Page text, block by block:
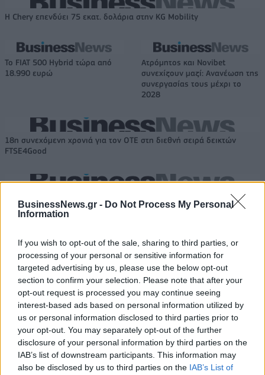
BusinessNews.gr - Do Not Process My Personal
Information
If you wish to opt-out of the sale, sharing to third parties, or
processing of your personal or sensitive information for
targeted advertising by us, please use the below opt-out
section to confirm your selection. Please note that after your
opt-out request is processed you may continue seeing
interest-based ads based on personal information utilized by
us or personal information disclosed to third parties prior to
your opt-out. You may separately opt-out of the further
disclosure of your personal information by third parties on the
IAB’s list of downstream participants. This information may
also be disclosed by us to third parties on the IAB’s List of
Η Chery επενδύει 75 εκατ. δολάρια στην KG Mobility
Το FIAT 500 Hybrid τώρα από
18.990 ευρώ
Ατρόμητος και Novibet
συνεχίζουν μαζί: Ανανέωση της
συνεργασίας τους μέχρι το
2028
18η συνεχόμενη χρονιά για τον ΟΤΕ στη διεθνή σειρά δεικτών
FTSE4Good
Alpha Bank: Για πρώτη φορά το Αρχαίο Θέατρο Επιδαύρου άνοιξε τις
πύλες του σε όλους
ΠΕΡΙΣΣΌΤΕΡΑ ΣΕ ΑΥΤΉ ΤΗΝ ΚΑΤΗΓΟΡΊΑ